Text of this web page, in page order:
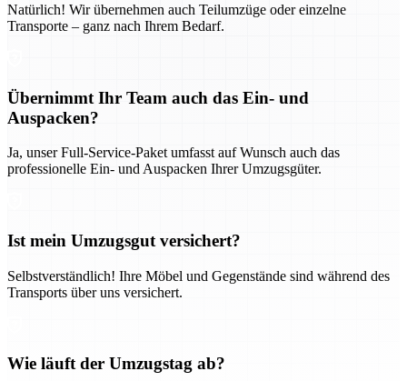
Natürlich! Wir übernehmen auch Teilumzüge oder einzelne
Transporte – ganz nach Ihrem Bedarf.
Übernimmt Ihr Team auch das Ein- und
Auspacken?
Ja, unser Full-Service-Paket umfasst auf Wunsch auch das
professionelle Ein- und Auspacken Ihrer Umzugsgüter.
Ist mein Umzugsgut versichert?
Selbstverständlich! Ihre Möbel und Gegenstände sind während des
Transports über uns versichert.
Wie läuft der Umzugstag ab?